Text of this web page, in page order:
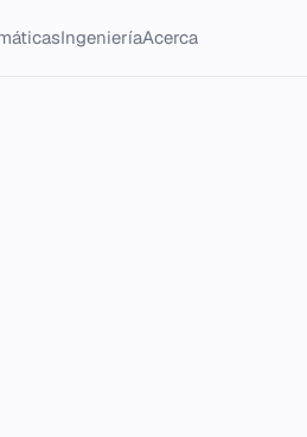
IngenieríaAcerca